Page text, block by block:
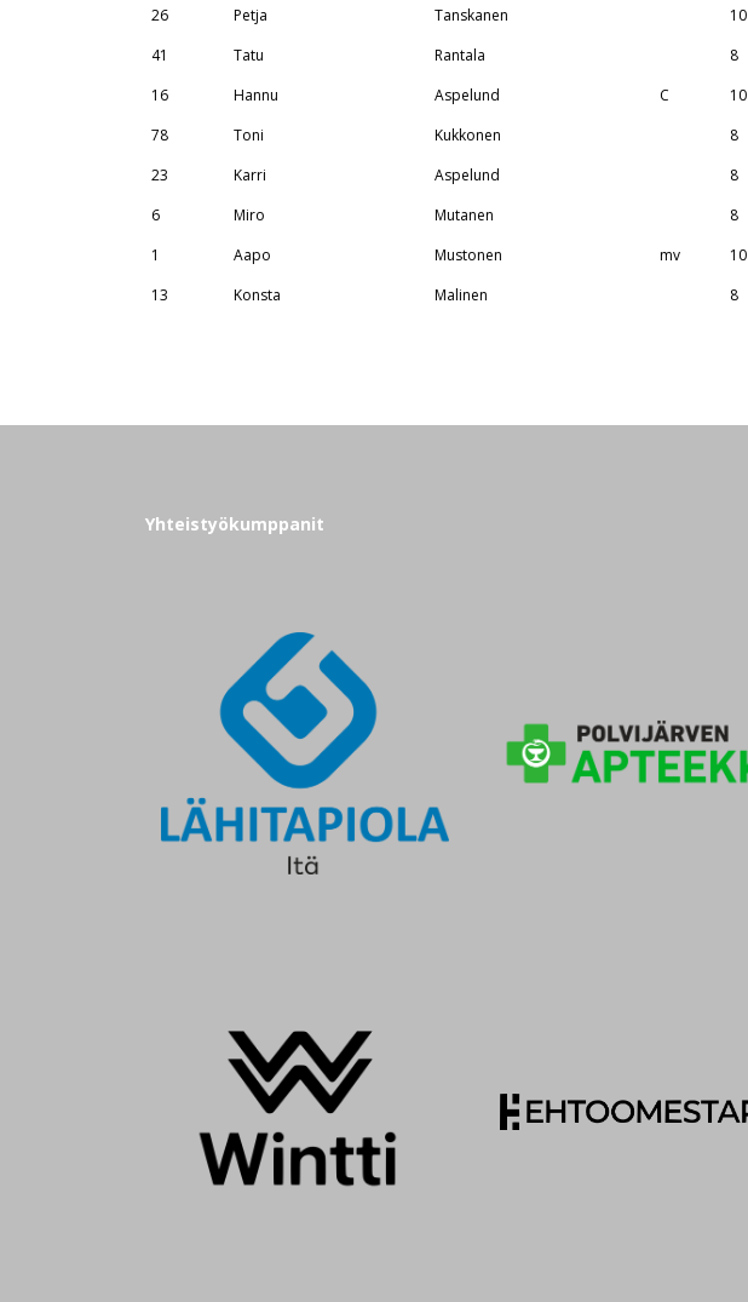
26
Petja Tanskanen 10
41
Tatu Rantala 8
16
Hannu Aspelund C 10
78
Toni Kukkonen 8
23
Karri Aspelund 8
6
Miro Mutanen 8
1
Aapo Mustonen mv 10
13
Konsta Malinen 8
Yhteistyökumppanit